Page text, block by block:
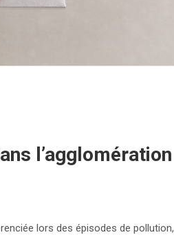
l’agglomération
lors des épisodes de pollution,